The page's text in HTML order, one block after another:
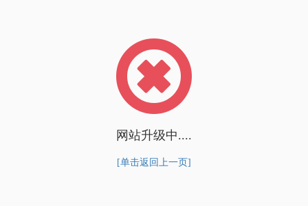
网站升级中....
[单击返回上一页]